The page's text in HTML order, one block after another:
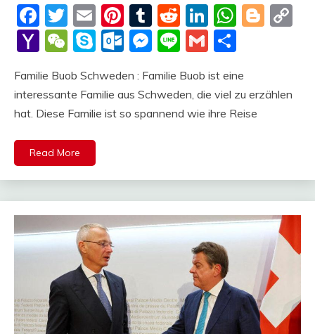
Facebook
Twitter
EmailPinterest
Tumblr
Reddit
LinkedIn
Yahoo
WeChat
SkypeOutlook.com
Messenger
LineGmail
Familie Buob Schweden : Familie Buob ist eine
interessante Familie aus Schweden, die viel zu erzählen
hat. Diese Familie ist so spannend wie ihre Reise
Read More